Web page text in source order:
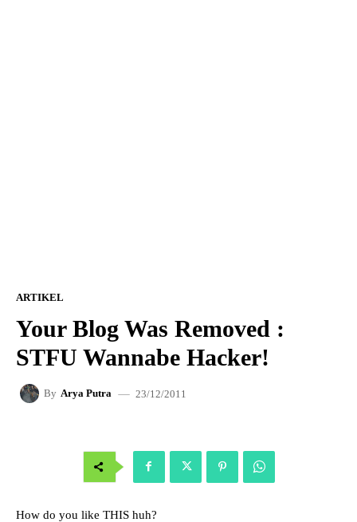
ARTIKEL
Your Blog Was Removed :
STFU Wannabe Hacker!
By Arya Putra 23/12/2011
How do you like THIS huh?